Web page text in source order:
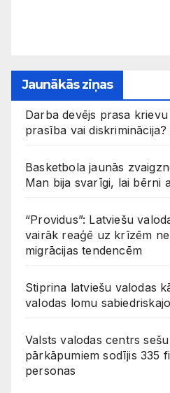
Jaunākās ziņas
Darba devējs prasa
prasība vai
Basketbola jaunās
Man bija svarīgi, lai bērni
“Providus”: Latviešu
vairāk reaģē uz krīzēm
migrācijas tendencēm
Stiprina latviešu valodas
valodas lomu
Valsts valodas centrs
pārkāpumiem sodījis 335
personas